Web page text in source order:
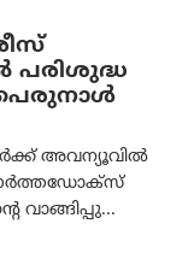
പെരുനാൾ
അവന്യൂവിൽ
ഓർത്തഡോക്സ്
വാങ്ങിപ്പു...